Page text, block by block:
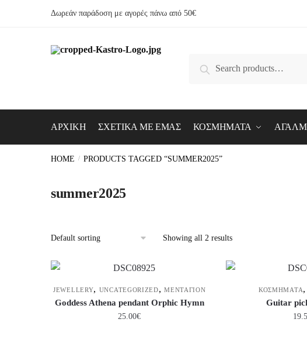
Δωρεάν παράδοση με αγορές πάνω από 50€
Search
ΑΡΧΙΚΗ ΣΧΕΤΙΚΑ ΜΕ ΕΜΑΣ ΚΟΣΜΗΜΑΤΑ
HOME / PRODUCTS TAGGED “SUMMER2025”
summer2025
Showing all 2 results
JEWELLERY, UNCATEGORIZED,ΜΕΝΤΑΓΙΟΝ
Goddess Athena pendant Orphic Hymn
25.00€
ΚΟΣΜΗΜΑΤΑ,
Guitar